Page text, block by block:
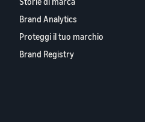
Brand Analytics
Proteggi il tuo marchio
Brand Registry